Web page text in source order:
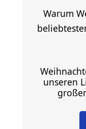
Warum
unseren